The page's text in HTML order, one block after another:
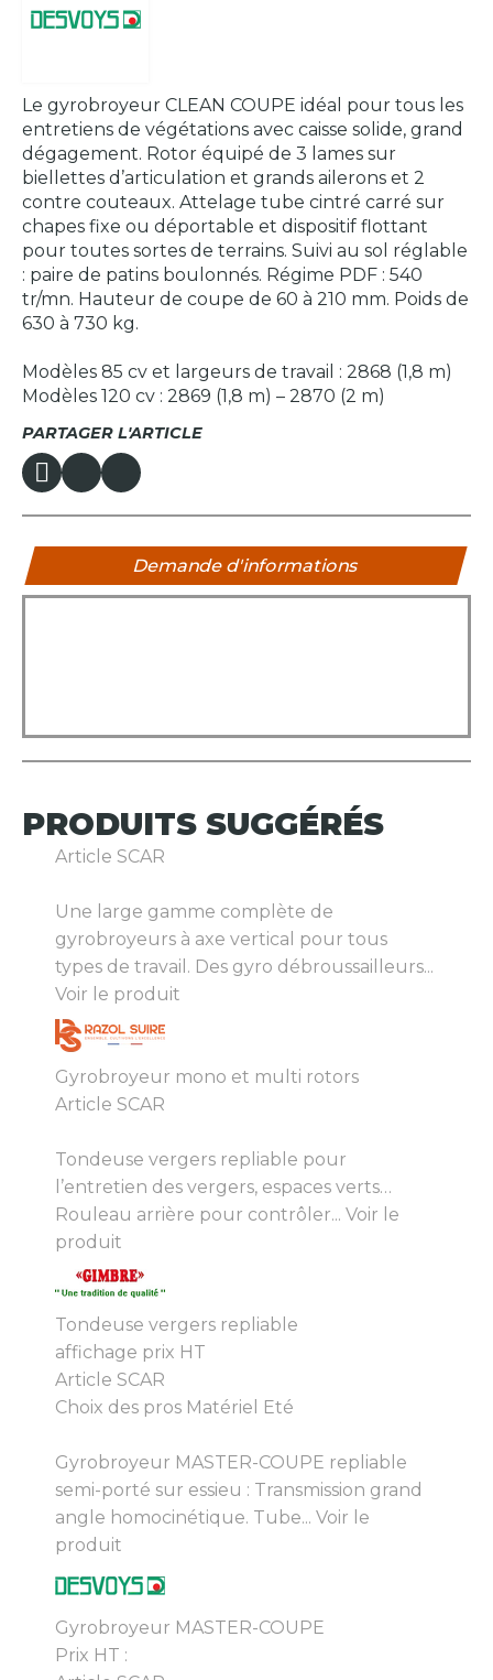
PARTAGER L'ARTICLE
Le gyrobroyeur CLEAN COUPE idéal pour tous les
entretiens de végétations avec caisse solide, grand
dégagement. Rotor équipé de 3 lames sur
biellettes d’articulation et grands ailerons et 2
contre couteaux. Attelage tube cintré carré sur
chapes fixe ou déportable et dispositif flottant
pour toutes sortes de terrains. Suivi au sol réglable
: paire de patins boulonnés. Régime PDF : 540
tr/mn. Hauteur de coupe de 60 à 210 mm. Poids de
630 à 730 kg.
Modèles 85 cv et largeurs de travail : 2868 (1,8 m)
Modèles 120 cv : 2869 (1,8 m) – 2870 (2 m)
Demande d'informations
PRODUITS SUGGÉRÉS
Article SCAR
Une large gamme complète de
gyrobroyeurs à axe vertical pour tous
types de travail. Des gyro débroussailleurs...
Voir le produit
Gyrobroyeur mono et multi rotors
Article SCAR
Tondeuse vergers repliable pour
l’entretien des vergers, espaces verts…
Rouleau arrière pour contrôler... Voir le
produit
Tondeuse vergers repliable
affichage prix HT
Article SCAR
Choix des pros Matériel Eté
Gyrobroyeur MASTER-COUPE repliable
semi-porté sur essieu : Transmission grand
angle homocinétique. Tube... Voir le
produit
Gyrobroyeur MASTER-COUPE
Prix HT :